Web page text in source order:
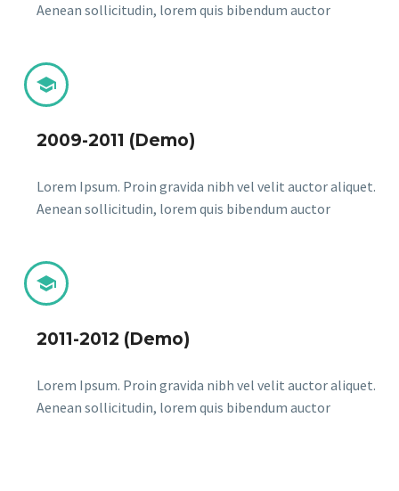
Aenean sollicitudin, lorem quis bibendum auctor


2009-2011 (Demo)
Lorem Ipsum. Proin gravida nibh vel velit auctor aliquet.
Aenean sollicitudin, lorem quis bibendum auctor


2011-2012 (Demo)
Lorem Ipsum. Proin gravida nibh vel velit auctor aliquet.
Aenean sollicitudin, lorem quis bibendum auctor